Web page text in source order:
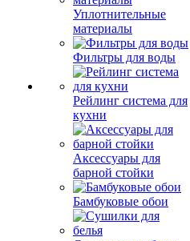
Уплотнительные
материалы
Фильтры для воды
Рейлинг система для
кухни
Аксессуары для
барной стойки
Бамбуковые обои